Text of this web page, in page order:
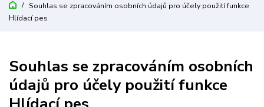
Souhlas se zpracováním osobních údajů pro účely použití funkce
Hlídací pes
Souhlas se zpracováním osobních
údajů pro účely použití funkce